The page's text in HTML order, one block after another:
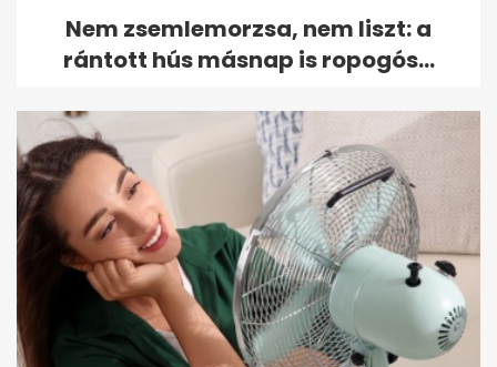
Nem zsemlemorzsa, nem liszt: a
rántott hús másnap is ropogós...